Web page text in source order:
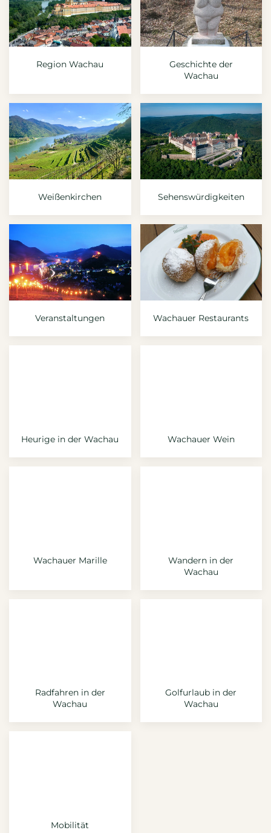
Region Wachau
Geschichte der
Wachau
Weißenkirchen Sehenswürdigkeiten
Veranstaltungen Wachauer Restaurants
Heurige in der Wachau Wachauer Wein
Wachauer Marille
Wandern in der
Wachau
Radfahren in der
Wachau
Golfurlaub in der
Wachau
Mobilität